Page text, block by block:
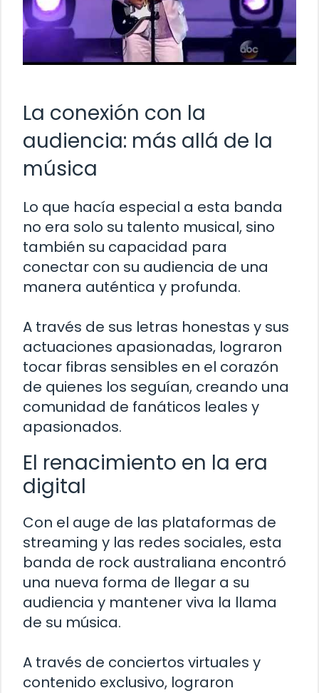
La conexión con la
audiencia: más allá de la
música
Lo que hacía especial a esta banda
no era solo su talento musical, sino
también su capacidad para
conectar con su audiencia de una
manera auténtica y profunda.
A través de sus letras honestas y sus
actuaciones apasionadas, lograron
tocar fibras sensibles en el corazón
de quienes los seguían, creando una
comunidad de fanáticos leales y
apasionados.
El renacimiento en la era
digital
Con el auge de las plataformas de
streaming y las redes sociales, esta
banda de rock australiana encontró
una nueva forma de llegar a su
audiencia y mantener viva la llama
de su música.
A través de conciertos virtuales y
contenido exclusivo, lograron